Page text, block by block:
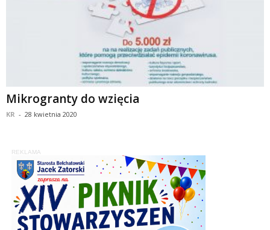
Mikrogranty do wzięcia
KR - 28 kwietnia 2020
REKLAMA